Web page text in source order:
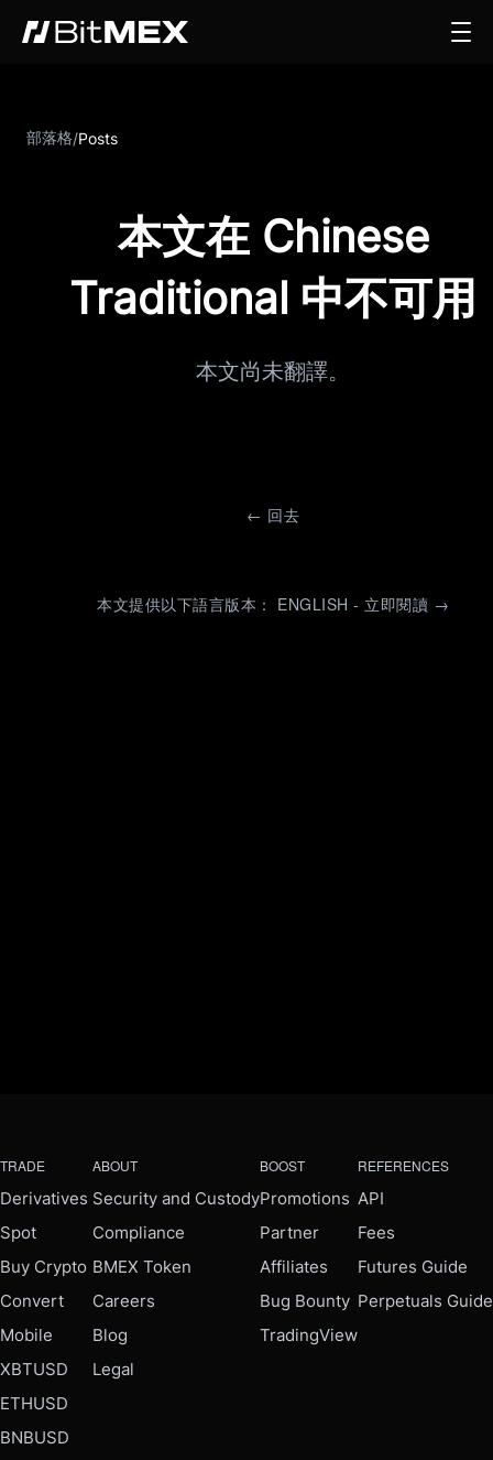
部落格/Posts
本文在 Chinese
Traditional 中不可用
本文尚未翻譯。
← 回去
本文提供以下語言版本： ENGLISH - 立即閱讀 →
TRADE
Derivatives
Spot
Buy Crypto
Convert
Mobile
XBTUSD
ETHUSD
BNBUSD
ABOUT
Security and Custody
Compliance
BMEX Token
Careers
Blog
Legal
BOOST
Promotions
Partner
Affiliates
Bug Bounty
TradingView
REFERENCES
API
Fees
Futures Guide
Perpetuals Guide